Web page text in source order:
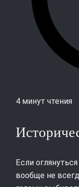
4 минут чтения
Если
вообще не